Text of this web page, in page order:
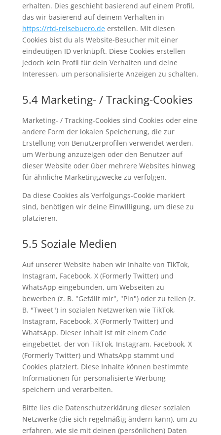
erhalten. Dies geschieht basierend auf einem Profil,
das wir basierend auf deinem Verhalten in
https://rtd-reisebuero.deerstellen. Mit diesen
Cookies bist du als Website-Besucher mit einer
eindeutigen ID verknüpft. Diese Cookies erstellen
jedoch kein Profil für dein Verhalten und deine
Interessen, um personalisierte Anzeigen zu schalten.
5.4 Marketing- / Tracking-Cookies
Marketing- / Tracking-Cookies sind Cookies oder eine
andere Form der lokalen Speicherung, die zur
Erstellung von Benutzerprofilen verwendet werden,
um Werbung anzuzeigen oder den Benutzer auf
dieser Website oder über mehrere Websites hinweg
für ähnliche Marketingzwecke zu verfolgen.
Da diese Cookies als Verfolgungs-Cookie markiert
sind, benötigen wir deine Einwilligung, um diese zu
platzieren.
5.5 Soziale Medien
Auf unserer Website haben wir Inhalte von TikTok,
Instagram, Facebook, X (Formerly Twitter) und
WhatsApp eingebunden, um Webseiten zu
bewerben (z. B. "Gefällt mir", "Pin") oder zu teilen (z.
B. "Tweet") in sozialen Netzwerken wie TikTok,
Instagram, Facebook, X (Formerly Twitter) und
WhatsApp. Dieser Inhalt ist mit einem Code
eingebettet, der von TikTok, Instagram, Facebook, X
(Formerly Twitter) und WhatsApp stammt und
Cookies platziert. Diese Inhalte können bestimmte
Informationen für personalisierte Werbung
speichern und verarbeiten.
Bitte lies die Datenschutzerklärung dieser sozialen
Netzwerke (die sich regelmäßig ändern kann), um zu
erfahren, wie sie mit deinen (persönlichen) Daten